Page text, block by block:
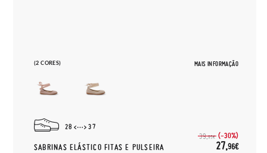
(2 CORES) MAIS INFORMAÇÃO
28 37
SABRINAS ELÁSTICO FITAS E PULSEIRA
39,95€ (-30%)
27,96€